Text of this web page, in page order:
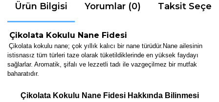
Ürün Bilgisi Yorumlar (0) Taksit
Çikolata Kokulu Nane Fidesi
Çikolata kokulu nane; çok yıllık kalıcı bir nane türüdür.Nane ailesinin
istisnasız tüm türleri taze olarak tüketildiklerinde en yüksek faydayı
sağlarlar. Aromatik, şifalı ve lezzetli tadı ile vazgeçilmez bir mutfak
baharatıdır.
Çikolata Kokulu Nane Fidesi Hakkında Bilinmesi